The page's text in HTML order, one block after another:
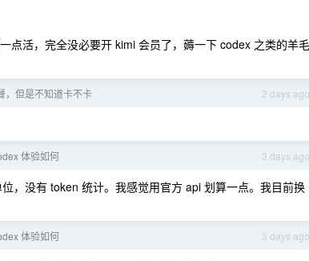
点活，完全没必要开 kimi 会员了，薅一下 codex 之类的羊毛
2 days ago
，但是不知道卡不卡
3 days ago
体验如何
，没有 token 统计。我感觉用官方 api 划算一点。我目前换
3 days ago
体验如何